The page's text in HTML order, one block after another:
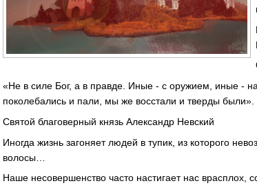
«Не в силе Бог, а в правде. Иные - с оружием, иные -
поколебались и пали, мы же восстали и тверды были».
Святой благоверный князь Александр Невский
Иногда жизнь загоняет людей в тупик, из которого
волосы…
Наше несовершенство часто настигает нас врасплох,